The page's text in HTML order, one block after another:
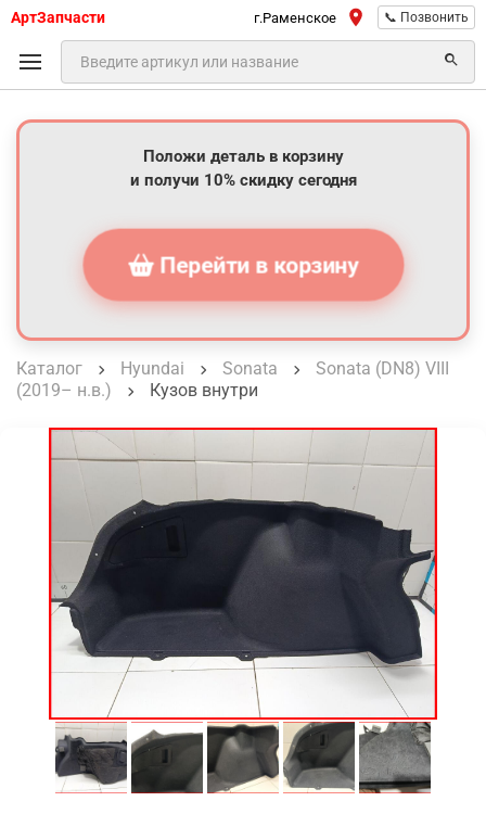
АртЗапчасти г.Раменское 📞 Позвонить
Положи деталь в корзину
и получи 10% скидку сегодня
Перейти в корзину
Каталог Hyundai Sonata
Sonata (DN8) VIII
(2019– н.в.)
Кузов внутри